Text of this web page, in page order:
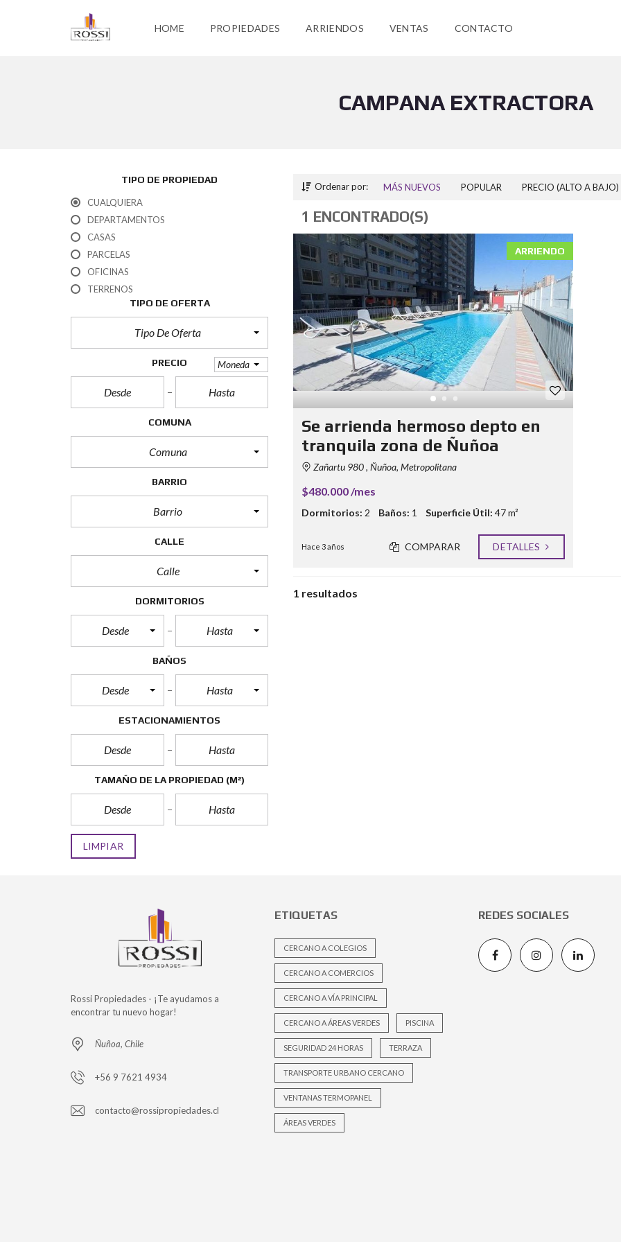
HOME PROPIEDADES ARRIENDOS VENTAS CONTACTO
CAMPANA EXTRACTORA
TIPO DE PROPIEDAD
CUALQUIERA
DEPARTAMENTOS
CASAS
PARCELAS
OFICINAS
TERRENOS
TIPO DE OFERTA
Tipo De Oferta
PRECIO Moneda
COMUNA
Comuna
BARRIO
Barrio
CALLE
Calle
DORMITORIOS
Desde Hasta
BAÑOS
Desde Hasta
ESTACIONAMIENTOS
TAMAÑO DE LA PROPIEDAD (M²)
LIMPIAR
Ordenar por: MÁS NUEVOS POPULAR PRECIO (ALTO A BAJO)
1 ENCONTRADO(S)
ARRIENDO
Se arrienda hermoso depto en
tranquila zona de Ñuñoa
Zañartu 980 , Ñuñoa, Metropolitana
$480.000 /mes
Dormitorios: 2 Baños: 1 Superficie Útil: 47 m²
Hace 3 años COMPARAR DETALLES
1 resultados
Rossi Propiedades - ¡Te ayudamos a
encontrar tu nuevo hogar!
Ñuñoa, Chile
+56 9 7621 4934
contacto@rossipropiedades.cl
ETIQUETAS
CERCANO A COLEGIOS
CERCANO A COMERCIOS
CERCANO A VÍA PRINCIPAL
CERCANO A ÁREAS VERDES PISCINA
SEGURIDAD 24 HORAS TERRAZA
TRANSPORTE URBANO CERCANO
VENTANAS TERMOPANEL
ÁREAS VERDES
REDES SOCIALES